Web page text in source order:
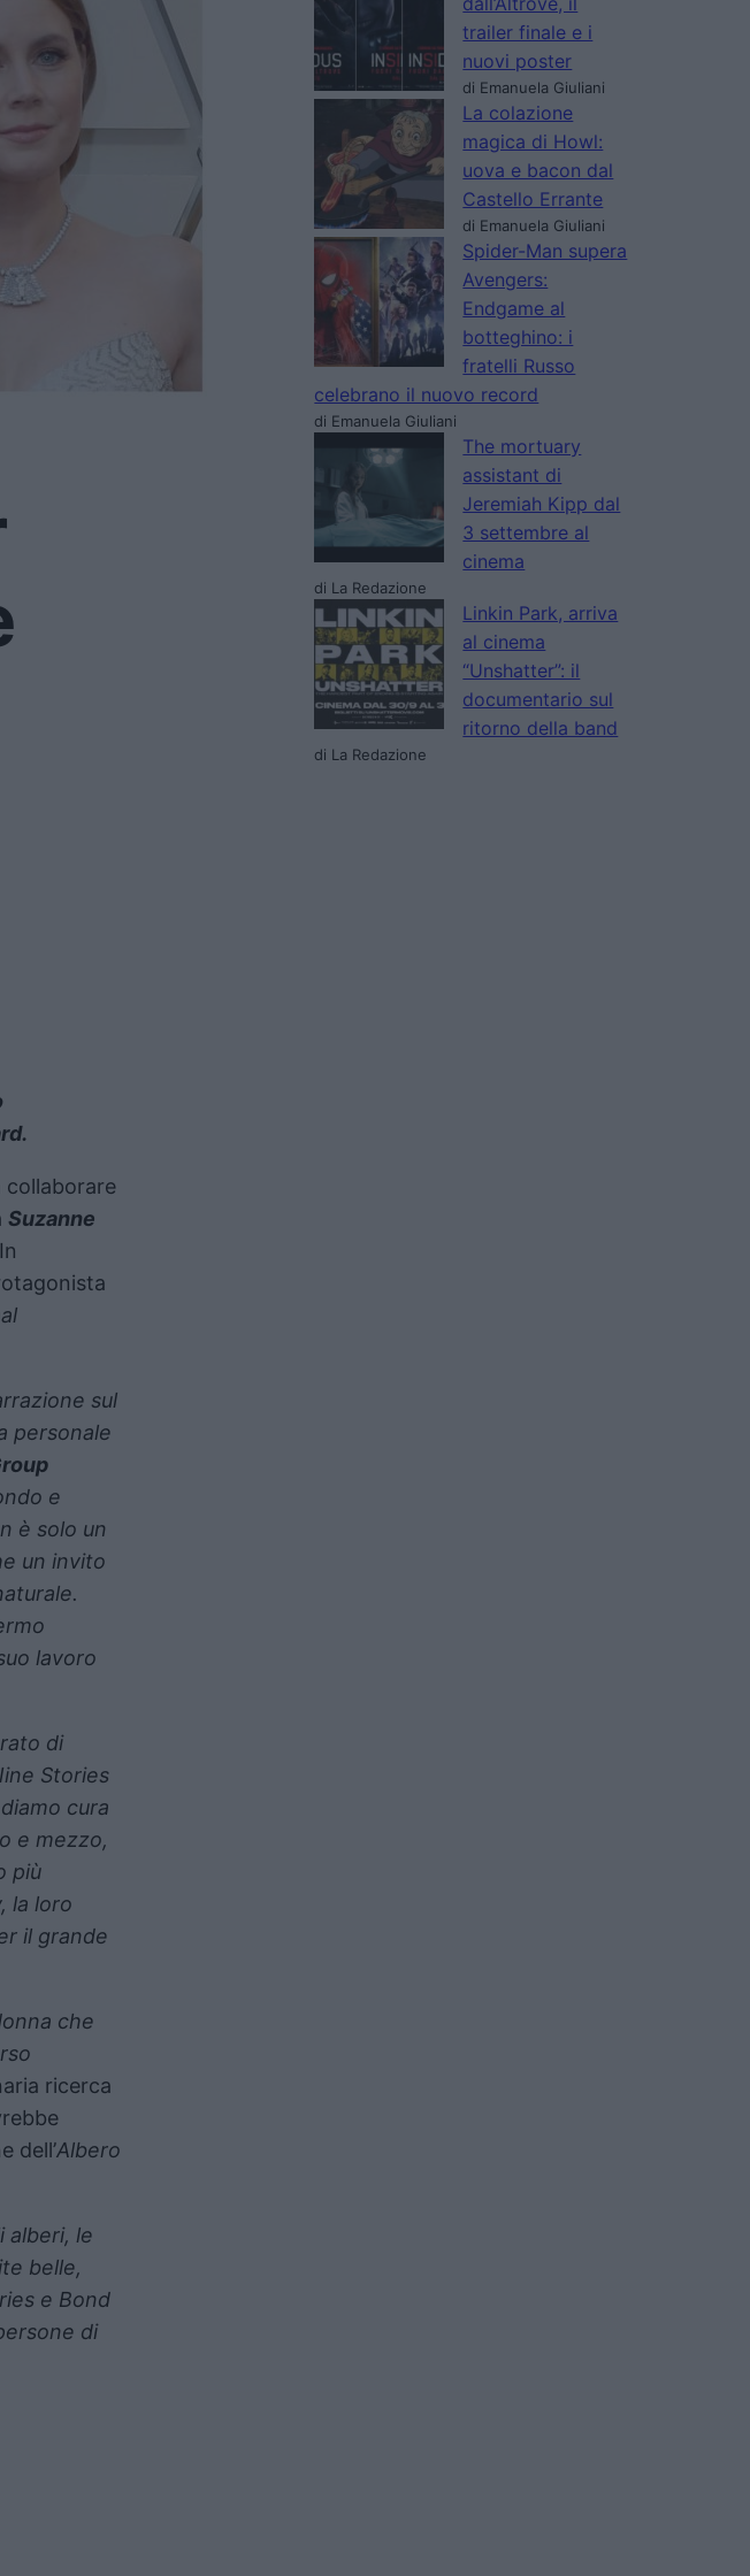
collaborare
Suzanne
sul
personale
e
è solo un
un invito
lavoro
di
Stories
cura
e mezzo,
più
la loro
il grande
che
ricerca
dell’Albero
alberi, le
belle,
e Bond
di
trailer finale e i
nuovi poster
di Emanuela Giuliani
La colazione
magica di Howl:
uova e bacon dal
Castello Errante
di Emanuela Giuliani
Spider-Man supera
Avengers:
Endgame al
botteghino: i
fratelli Russo
celebrano il nuovo record
di Emanuela Giuliani
The mortuary
assistant di
Jeremiah Kipp dal
3 settembre al
cinema
di La Redazione
Linkin Park, arriva
al cinema
“Unshatter”: il
documentario sul
ritorno della band
di La Redazione